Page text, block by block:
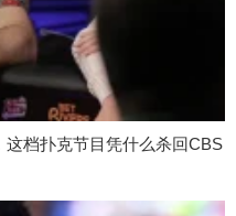
这档扑克节目凭什么杀回CBS